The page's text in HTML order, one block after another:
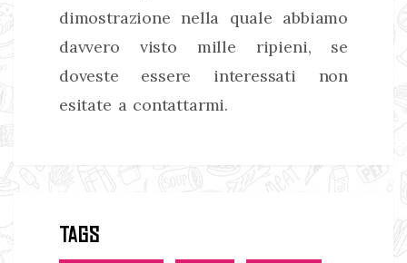
dimostrazione nella quale abbiamo
davvero visto mille ripieni, se
doveste essere interessati non
esitate a contattarmi.
Tags